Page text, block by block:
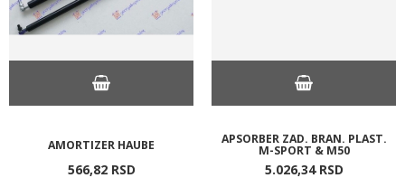
AMORTIZER HAUBE
566,82 RSD
APSORBER ZAD. BRAN. PLAST.
M-SPORT & M50
5.026,34 RSD